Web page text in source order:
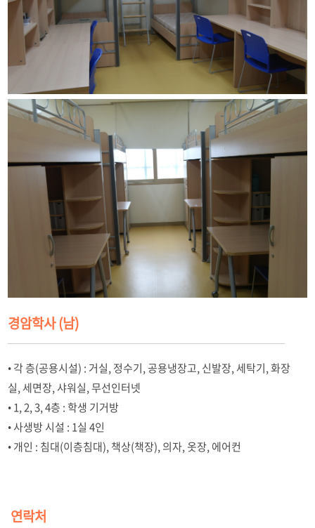
경암학사 (남)
• 각 층(공용시설) : 거실, 정수기, 공용냉장고, 신발장, 세탁기, 화장
실, 세면장, 샤워실, 무선인터넷
• 1, 2, 3, 4층 : 학생 기거방
• 사생방 시설 : 1실 4인
• 개인 : 침대(이층침대), 책상(책장), 의자, 옷장, 에어컨
연락처